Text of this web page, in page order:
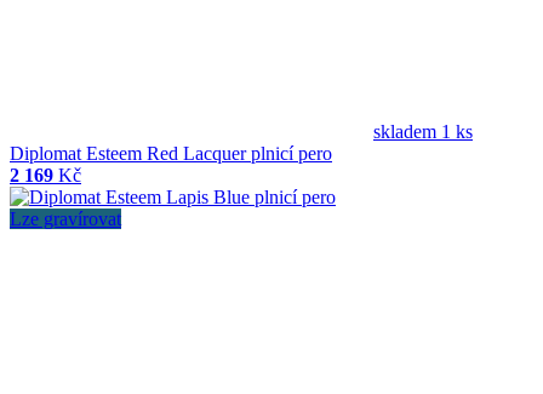
skladem 1 ks
Diplomat Esteem Red Lacquer plnicí pero
2 169 Kč
Lze gravírovat